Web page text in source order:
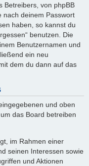
Betreibers, von phpBB
nach deinem Passwort
haben, so kannst du
benutzen. Die
Benutzernamen und
ein neu
dem du dann auf das
und oben
das Board betreiben
im Rahmen einer
seinen Interessen sowie
und Aktionen